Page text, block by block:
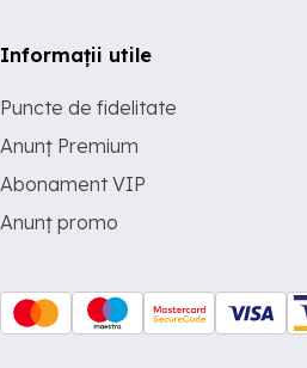
Informații utile
Puncte de fidelitate
Anunț Premium
Abonament VIP
Anunț promo